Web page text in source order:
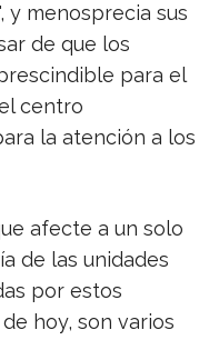
y menosprecia sus
de que los
para el
centro
la atención a los
afecte a un solo
de las unidades
por estos
hoy, son varios